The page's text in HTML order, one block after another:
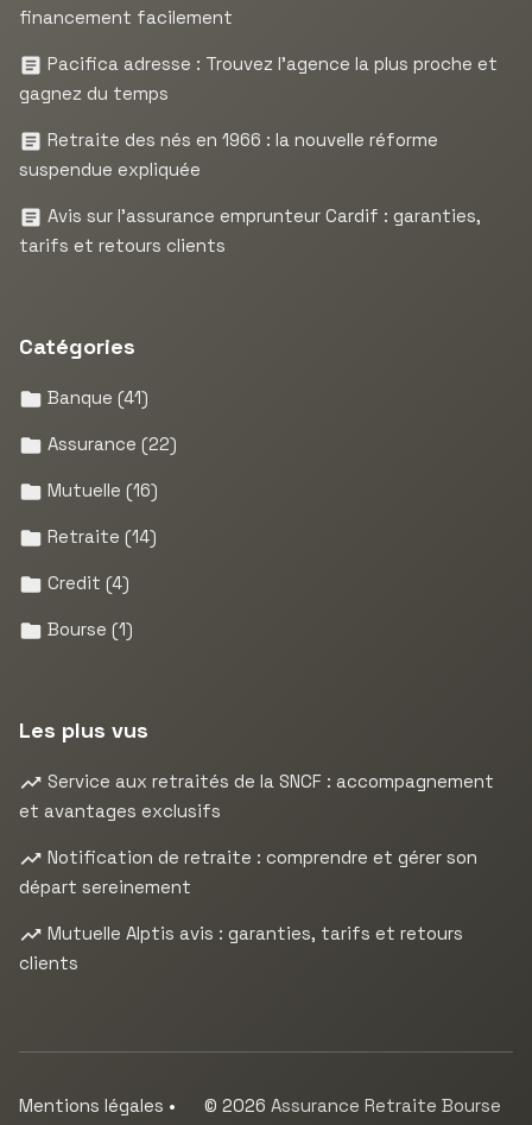
financement facilement
Pacifica adresse : Trouvez l’agence la plus proche et
gagnez du temps
Retraite des nés en 1966 : la nouvelle réforme
suspendue expliquée
Avis sur l’assurance emprunteur Cardif : garanties,
tarifs et retours clients
Catégories
Banque (41)
Assurance (22)
Mutuelle (16)
Retraite (14)
Credit (4)
Bourse (1)
Les plus vus
Service aux retraités de la SNCF : accompagnement
et avantages exclusifs
Notification de retraite : comprendre et gérer son
départ sereinement
Mutuelle Alptis avis : garanties, tarifs et retours
clients
Mentions légales •
© 2026Assurance Retraite Bourse